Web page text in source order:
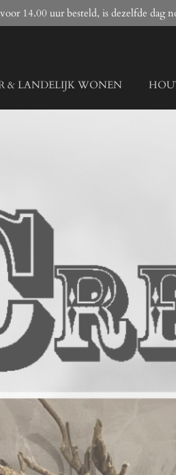
14.00 uur besteld, is dezelfde dag
& LANDELIJK WONEN